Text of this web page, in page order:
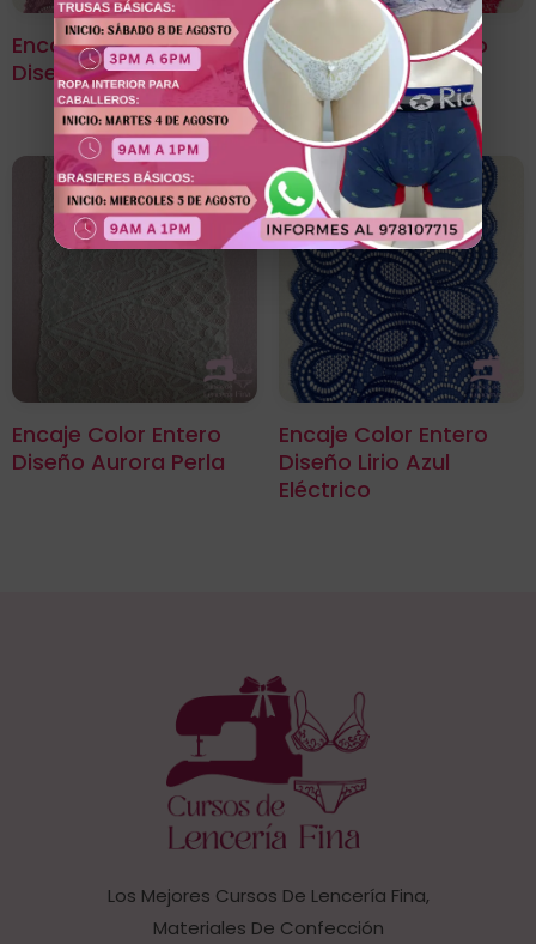
Encaje Color Entero
Diseño Loto Liláceo
Encaje Color Entero
Diseño Lupino Rojo
Encaje Color Entero
Diseño Aurora Perla
Encaje Color Entero
Diseño Lirio Azul
Eléctrico
Los Mejores Cursos De Lencería Fina,
Materiales De Confección